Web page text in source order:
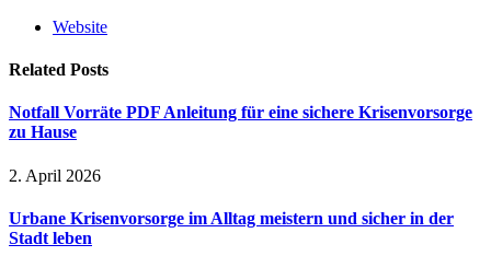
Website
Related Posts
Notfall Vorräte PDF Anleitung für eine sichere Krisenvorsorge
zu Hause
2. April 2026
Urbane Krisenvorsorge im Alltag meistern und sicher in der
Stadt leben